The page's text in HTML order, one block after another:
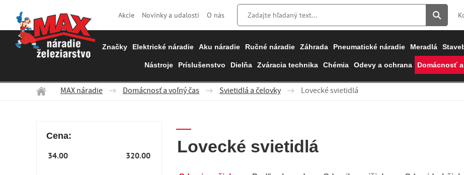
Akcie Novinky a udalosti O nás
Značky Elektrické náradie Aku náradie Ručné náradie Záhrada Pneumatické náradie Meradlá
Nástroje Príslušenstvo Dielňa Zváracia technika Chémia Odevy a ochrana Domácnosť
MAX náradie Domácnosť a voľný čas Svietidlá a čelovky Lovecké svietidlá
Cena:
Lovecké svietidlá